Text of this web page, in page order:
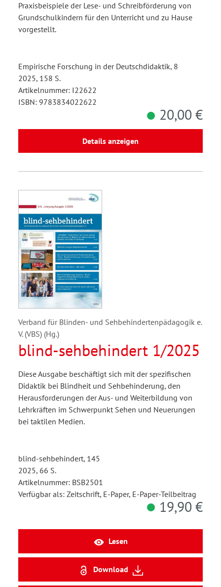
Praxisbeispiele der Lese- und Schreibförderung von
Grundschulkindern für den Unterricht und zu Hause
vorgestellt.
Empirische Forschung in der Deutschdidaktik, 8
2025, 158 S.
Artikelnummer: I22622
ISBN: 9783834022622
20,00 €
Details anzeigen
Verband für Blinden- und Sehbehindertenpädagogik e.
V. (VBS) (Hg.)
blind-sehbehindert 1/2025
Diese Ausgabe beschäftigt sich mit der spezifischen
Didaktik bei Blindheit und Sehbehinderung, den
Herausforderungen der Aus- und Weiterbildung von
Lehrkräften im Schwerpunkt Sehen und Neuerungen
bei taktilen Medien.
blind-sehbehindert, 145
2025, 66 S.
Artikelnummer: BSB2501
Verfügbar als: Zeitschrift, E-Paper, E-Paper-Teilbeitrag
19,90 €
Lesen
Download